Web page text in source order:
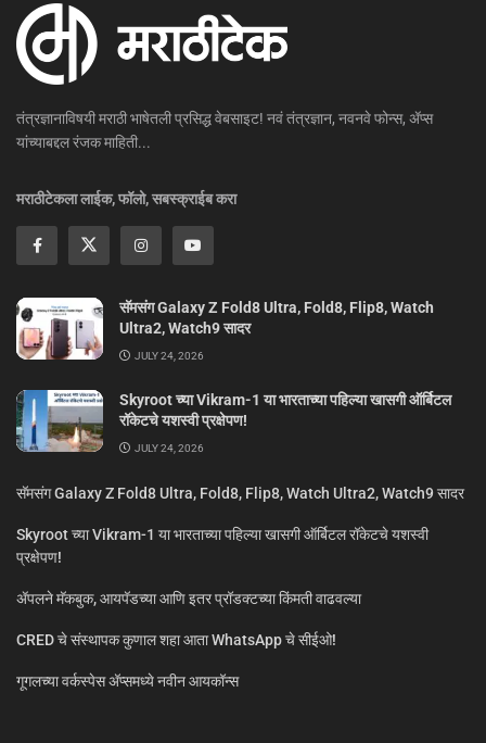
तंत्रज्ञानाविषयी मराठी भाषेतली प्रसिद्ध वेबसाइट! नवं तंत्रज्ञान, नवनवे फोन्स, ॲप्स
यांच्याबद्दल रंजक माहिती...
मराठीटेकला लाईक, फॉलो, सबस्क्राईब करा
सॅमसंग Galaxy Z Fold8 Ultra, Fold8, Flip8, Watch
Ultra2, Watch9 सादर
JULY 24, 2026
Skyroot च्या Vikram-1 या भारताच्या पहिल्या खासगी ऑर्बिटल
रॉकेटचे यशस्वी प्रक्षेपण!
JULY 24, 2026
सॅमसंग Galaxy Z Fold8 Ultra, Fold8, Flip8, Watch Ultra2, Watch9 सादर
Skyroot च्या Vikram-1 या भारताच्या पहिल्या खासगी ऑर्बिटल रॉकेटचे यशस्वी
प्रक्षेपण!
ॲपलने मॅकबुक, आयपॅडच्या आणि इतर प्रॉडक्टच्या किंमती वाढवल्या
CRED चे संस्थापक कुणाल शहा आता WhatsApp चे सीईओ!
गूगलच्या वर्कस्पेस अ‍ॅप्समध्ये नवीन आयकॉन्स